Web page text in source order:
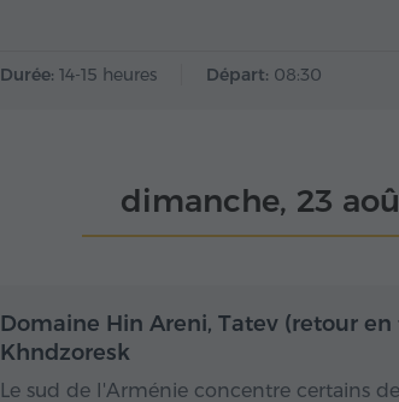
Durée: 14-15 heures Départ: 08:30
dimanche, 23
Toute la journée
Domaine Hin Areni, Tatev (retour
Khndzoresk
Le sud de l'Arménie concentre certains